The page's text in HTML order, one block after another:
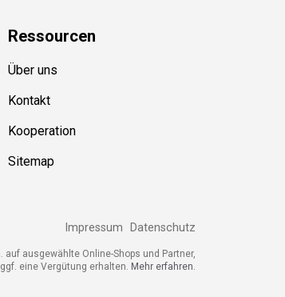
Ressource
Über uns
Kontakt
Kooperation
Impressum Datenschutz